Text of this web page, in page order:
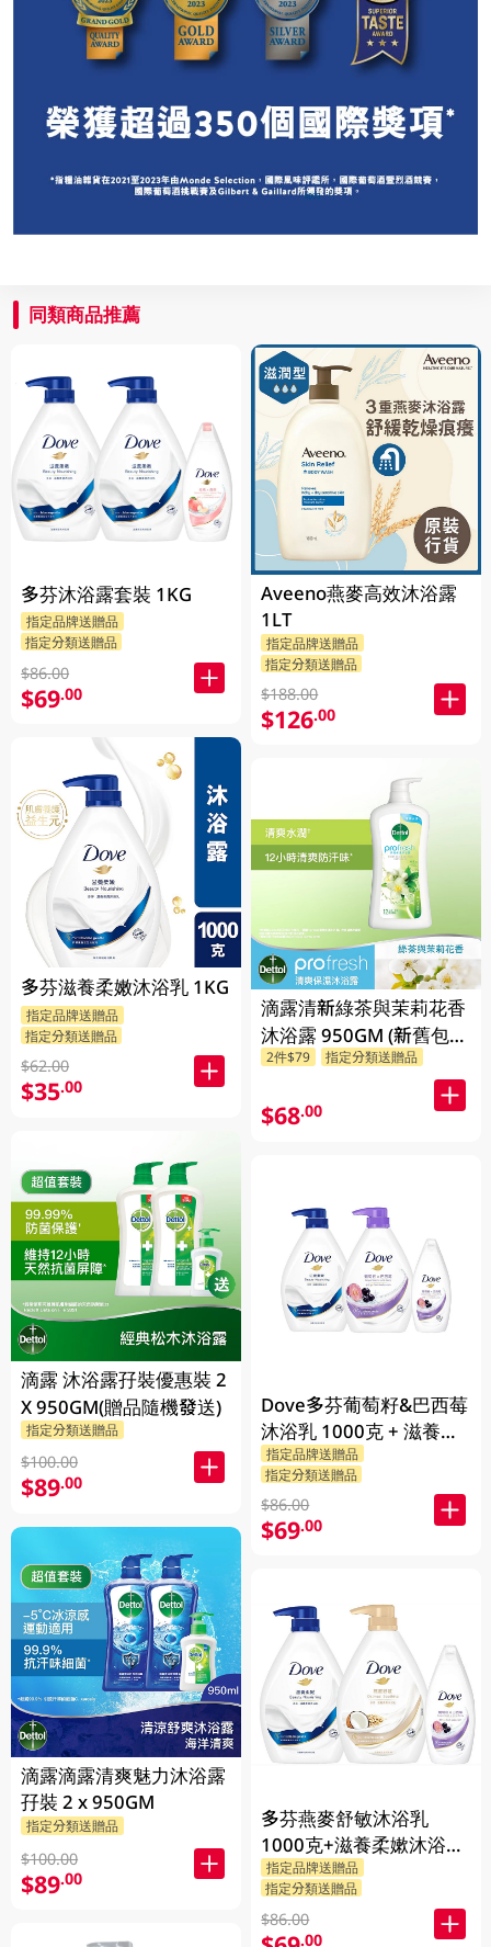
同類商品推薦
多芬沐浴露套裝 1KG
指定品牌送贈品
指定分類送贈品
$86.00
$69.00
多芬滋養柔嫩沐浴乳 1KG
指定品牌送贈品
指定分類送贈品
$62.00
$35.00
滴露 沐浴露孖裝優惠裝 2
X 950GM(贈品隨機發送)
指定分類送贈品
$100.00
$89.00
滴露滴露清爽魅力沐浴露
孖裝 2 x 950GM
指定分類送贈品
$100.00
$89.00
Aveeno燕麥高效沐浴露
1LT
指定品牌送贈品
指定分類送贈品
$188.00
$126.00
滴露清新綠茶與茉莉花香
沐浴露 950GM (新舊包裝
隨機發貨)
2件$79 指定分類送贈品
$68.00
Dove多芬葡萄籽&巴西莓
沐浴乳 1000克 + 滋養柔
嫰沐浴乳 1000克 + 隨機
贈品 200克
指定品牌送贈品
指定分類送贈品
$86.00
$69.00
多芬燕麥舒敏沐浴乳
1000克+滋養柔嫰沐浴乳
1000克+Dove沐浴乳200
克 (隨機發送) 1PK
指定品牌送贈品
指定分類送贈品
$86.00
.00